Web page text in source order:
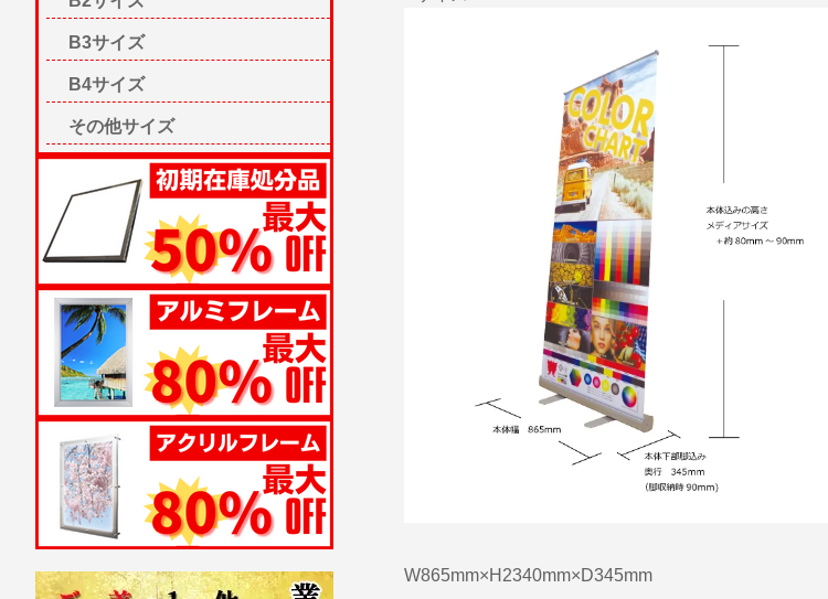
W865mm×H2340mm×D345mm
B3サイズ
B4サイズ
その他サイズ